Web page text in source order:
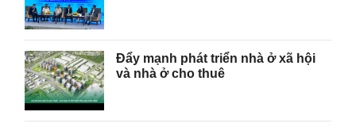
Đẩy mạnh phát triển nhà ở xã hội
và nhà ở cho thuê